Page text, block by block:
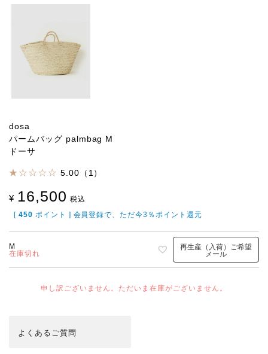
dosa
パームバッグ palmbag M
ドーサ
5.00（1）
¥ 16,500 税込
[ 450 ポイント ] 会員登録で、ただ今3％ポイント還元
M
在庫切れ
再生産（入荷）ご希望
メール
申し訳ございません。ただいま在庫がございません。
よくある ご質問